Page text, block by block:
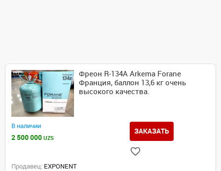
Фреон R-134A Arkema Forane
Франция, баллон 13,6 кг очень
высокого качества.
В наличии
2 500 000 UZS
ЗАКАЗАТЬ
Продавец: EXPONENT